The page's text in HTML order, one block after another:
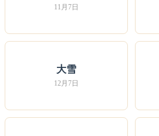
11月7日
大雪
12月7日